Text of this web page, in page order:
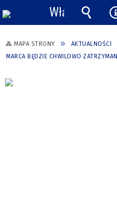
MAPA STRONY AKTUALNOŚCI
MARCA BĘDZIE CHWILOWO
Włącz